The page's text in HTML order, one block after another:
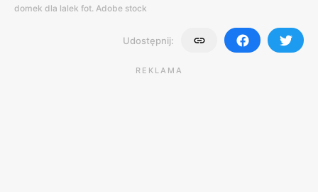
domek dla lalek fot. Adobe stock
Udostępnij:
REKLAMA